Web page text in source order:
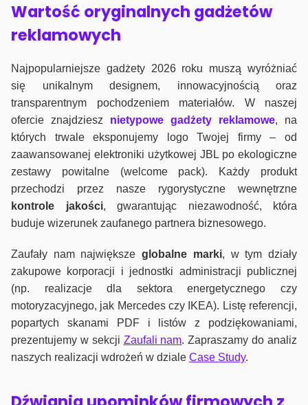
Wartość oryginalnych gadżetów
reklamowych
Najpopularniejsze gadżety 2026 roku muszą wyróżniać
się unikalnym designem, innowacyjnością oraz
transparentnym pochodzeniem materiałów. W naszej
ofercie znajdziesz nietypowe gadżety reklamowe, na
których trwale eksponujemy logo Twojej firmy – od
zaawansowanej elektroniki użytkowej JBL po ekologiczne
zestawy powitalne (welcome pack). Każdy produkt
przechodzi przez nasze rygorystyczne wewnętrzne
kontrole jakości, gwarantując niezawodność, która
buduje wizerunek zaufanego partnera biznesowego.
Zaufały nam największeglobalne marki, w tym działy
zakupowe korporacji i jednostki administracji publicznej
(np. realizacje dla sektora energetycznego czy
motoryzacyjnego, jak Mercedes czy IKEA). Listę referencji,
popartych skanami PDF i listów z podziękowaniami,
prezentujemy w sekcji Zaufali nam. Zapraszamy do analiz
naszych realizacji wdrożeń w dziale Case Study.